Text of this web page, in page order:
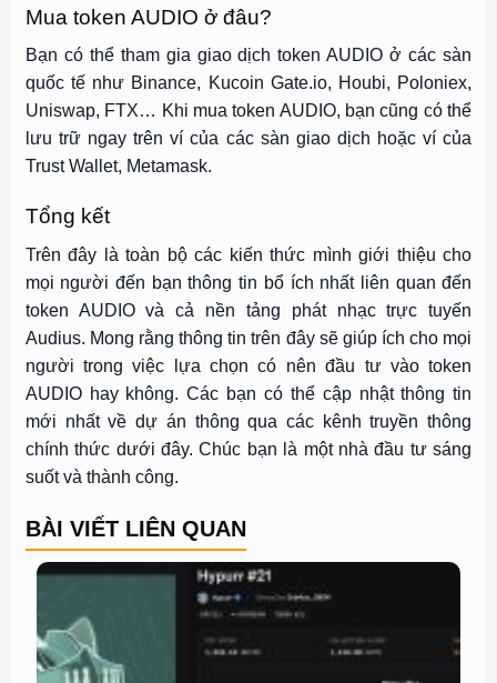
Mua token AUDIO ở đâu?
Bạn có thể tham gia giao dịch token AUDIO ở các sàn
quốc tế như Binance, Kucoin Gate.io, Houbi, Poloniex,
Uniswap, FTX… Khi mua token AUDIO, bạn cũng có thể
lưu trữ ngay trên ví của các sàn giao dịch hoặc ví của
Trust Wallet, Metamask.
Tổng kết
Trên đây là toàn bộ các kiến thức mình giới thiệu cho
mọi người đến bạn thông tin bổ ích nhất liên quan đến
token AUDIO và cả nền tảng phát nhạc trực tuyến
Audius. Mong rằng thông tin trên đây sẽ giúp ích cho mọi
người trong việc lựa chọn có nên đầu tư vào token
AUDIO hay không. Các bạn có thể cập nhật thông tin
mới nhất về dự án thông qua các kênh truyền thông
chính thức dưới đây. Chúc bạn là một nhà đầu tư sáng
suốt và thành công.
BÀI VIẾT LIÊN QUAN